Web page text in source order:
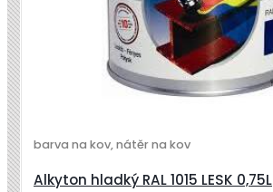
Alkyton hladký RAL 1015 LESK 0,75L
barva na kov, nátěr na kov